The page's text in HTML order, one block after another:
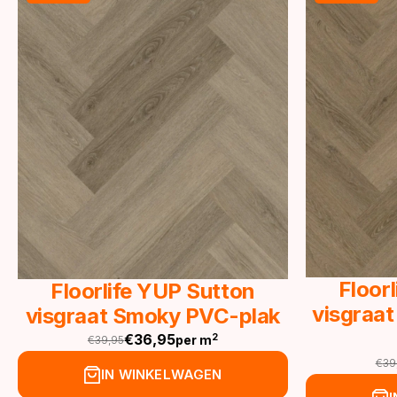
Floorlife YUP Sutton
visgraat Smoky PVC-plak
€39,95
Oorspronkelijke
prijs
€36,95
Huidige
prijs
per m2
IN WINKELWAGEN
€